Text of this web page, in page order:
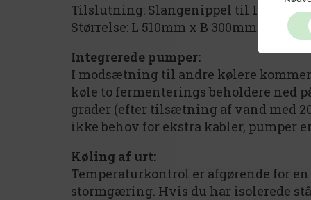
Tilslutning: Slangenippel til 10mm ID
Størrelse: L 510mm x B 300mm x H
Integrerede pumper:
I modsætning til andre kølere
køle to fermenterings beholdere ned
grader (efter tilsætning af vand med
ikke behov for ekstra kabler, pumper
Køling af urt:
Temperaturkontrol er afgørende for
stormgæring. Hvis du har isolerede